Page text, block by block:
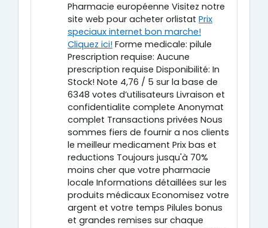
Pharmacie européenne Visitez notre
site web pour acheter orlistat Prix
speciaux internet bon marche!
Cliquez ici! Forme medicale: pilule
Prescription requise: Aucune
prescription requise Disponibilité: In
Stock! Note 4,76 / 5 sur la base de
6348 votes d’utilisateurs Livraison et
confidentialite complete Anonymat
complet Transactions privées Nous
sommes fiers de fournir a nos clients
le meilleur medicament Prix bas et
reductions Toujours jusqu'à 70%
moins cher que votre pharmacie
locale Informations détaillées sur les
produits médicaux Economisez votre
argent et votre temps Pilules bonus
et grandes remises sur chaque